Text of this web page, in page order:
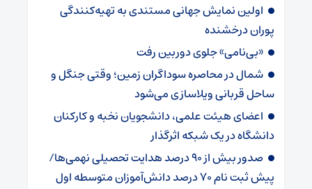
اولین نمایش جهانی مستندی به تهیه‌کنندگی
پوران درخشنده
«بی‌نامی» جلوی دوربین رفت
شمال در محاصره سوداگران زمین؛ وقتی جنگل و
ساحل قربانی ویلاسازی می‌شود
اعضای هیئت علمی، دانشجویان نخبه و کارکنان
دانشگاه در یک شبکه‌ اثرگذار
صدور بیش از ۹۰ درصد هدایت تحصیلی نهمی‌ها/
پیش ثبت نام ۷۰ درصد دانش‌آموزان متوسطه اول